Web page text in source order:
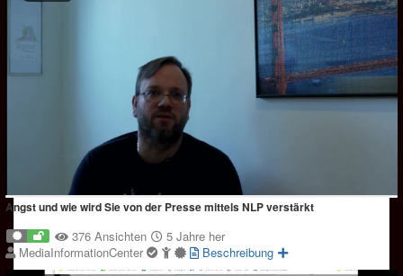
Angst und wie wird Sie von der Presse mittels NLP verstärkt
376 Ansichten
5 Jahre her
MediaInformationCenter
Beschreibung